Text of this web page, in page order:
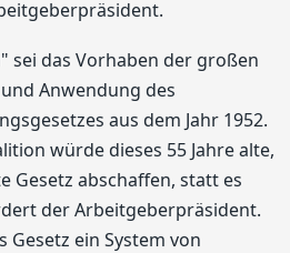
sei das Vorhaben der großen
Anwendung des
aus dem Jahr 1952.
würde dieses 55 Jahre alte,
Gesetz abschaffen, statt es
der Arbeitgeberpräsident.
Gesetz ein System von